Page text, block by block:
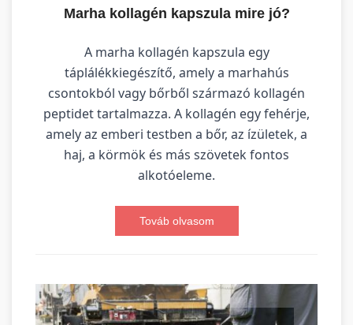
Marha kollagén kapszula mire jó?
A marha kollagén kapszula egy
táplálékkiegészítő, amely a marhahús
csontokból vagy bőrből származó kollagén
peptidet tartalmazza. A kollagén egy fehérje,
amely az emberi testben a bőr, az ízületek, a
haj, a körmök és más szövetek fontos
alkotóeleme.
Továb olvasom